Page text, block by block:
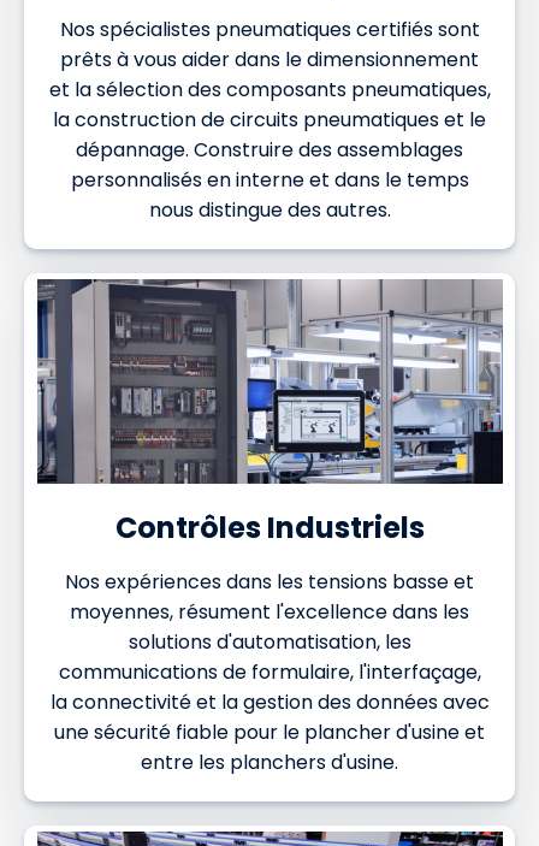
Nos spécialistes pneumatiques certifiés sont
prêts à vous aider dans le dimensionnement
et la sélection des composants pneumatiques,
la construction de circuits pneumatiques et le
dépannage. Construire des assemblages
personnalisés en interne et dans le temps
nous distingue des autres.
Contrôles Industriels
Nos expériences dans les tensions basse et
moyennes, résument l'excellence dans les
solutions d'automatisation, les
communications de formulaire, l'interfaçage,
la connectivité et la gestion des données avec
une sécurité fiable pour le plancher d'usine et
entre les planchers d'usine.